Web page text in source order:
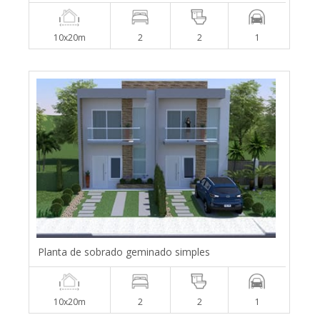
10x20m 2 2 1
Planta de sobrado geminado simples
10x20m 2 2 1